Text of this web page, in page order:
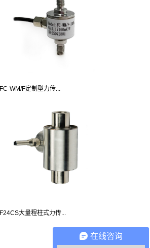
FC-WM/F定制型力传...
F24CS大量程柱式力传...
在线咨询